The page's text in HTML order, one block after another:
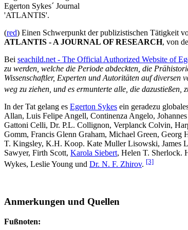
Egerton Sykes´ Journal
'ATLANTIS'.
(red) Einen Schwerpunkt der publizistischen Tätigkeit
ATLANTIS - A JOURNAL OF RESEARCH, von
Bei seachild.net - The Official Authorized Website of
zu werden, welche die Periode abdeckten, die
Wissenschaftler, Experten und Autoritäten auf diversen
weg zu ziehen, und es ermunterte alle, die
In der Tat gelang es Egerton Sykes ein geradezu
Allan, Luis Felipe Angell, Continenza Angelo,
Gattoni Celli, Dr. P.L. Collignon, Verplanck Colvin,
Gomm, Francis Glenn Graham, Michael Green, Georg
T. Kingsley, K.H. Koop. Kate Muller Lisowski, James
Sawyer, Firth Scott, Karola Siebert, Helen T. Sherlock.
Wykes, Leslie Young und Dr. N. F. Zhirov. [3]
Anmerkungen und Quellen
Fußnoten: